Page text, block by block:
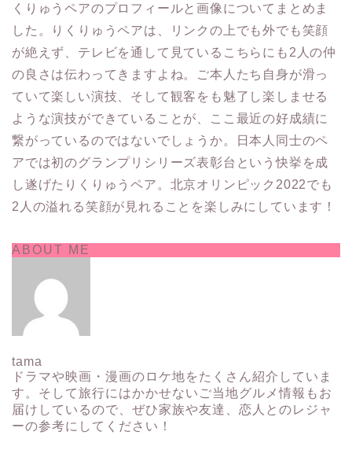
くりゅうペアのプロフィールと画像についてまとめま
した。りくりゅうペアは、リンクの上でも外でも笑顔
が絶えず、テレビを通して見ているこちらにも2人の仲
の良さは伝わってきますよね。ご本人たち自身が滑っ
ていて楽しい演技、そして観客をも魅了し楽しませる
ような演技ができていることが、ここ最近の好成績に
繋がっているのではないでしょうか。日本人同士のペ
アでは初のグランプリシリーズ表彰台という快挙を成
し遂げたりくりゅうペア。北京オリンピック2022でも
2人の溢れる笑顔が見れることを楽しみにしています！
ABOUT ME
tama
ドラマや映画・漫画のロケ地をたくさん紹介していま
す。そして旅行にはかかせないご当地グルメ情報もお
届けしているので、ぜひ家族や友達、恋人とのレジャ
ーの参考にしてください！